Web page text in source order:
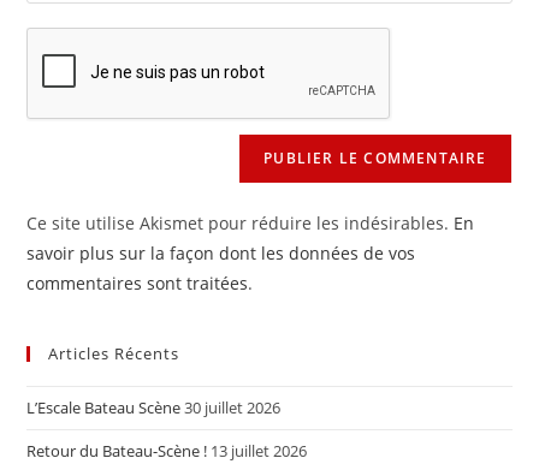
comment
de
votre
site
(facultatif)
Ce site utilise Akismet pour réduire les indésirables. En
savoir plus sur la façon dont les données de vos
commentaires sont traitées.
Articles Récents
L’Escale Bateau Scène30 juillet 2026
Retour du Bateau-Scène ! 13 juillet 2026